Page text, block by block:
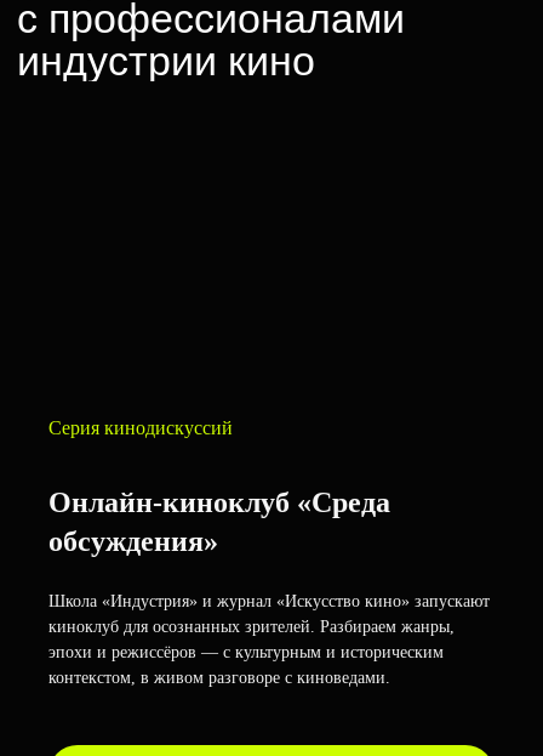
Серия кинодискуссий
Онлайн-киноклуб «Среда
обсуждения»
Школа «Индустрия» и журнал «Искусство кино» запускают
киноклуб для осознанных зрителей. Разбираем жанры,
эпохи и режиссёров — с культурным и историческим
контекстом, в живом разговоре с киноведами.
поддерживаем